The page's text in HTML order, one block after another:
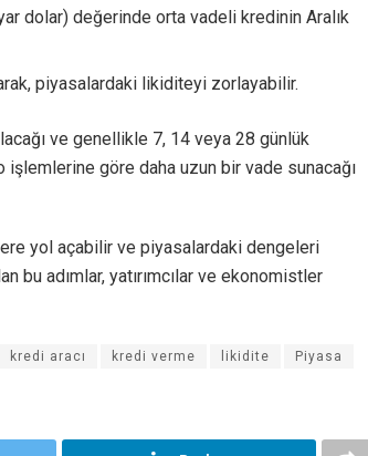
dolar) değerinde orta vadeli kredinin Aralık
piyasalardaki likiditeyi zorlayabilir.
ve genellikle 7, 14 veya 28 günlük
göre daha uzun bir vade sunacağı
yol açabilir ve piyasalardaki dengeleri
bu adımlar, yatırımcılar ve ekonomistler
kredi aracı kredi verme likidite Piyasa